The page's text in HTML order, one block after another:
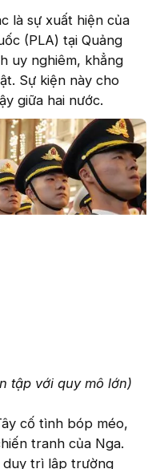
là sự xuất hiện của
(PLA) tại Quảng
uy nghiêm, khẳng
Sự kiện này cho
giữa hai nước.
tập với quy mô lớn)
cố tình bóp méo,
tranh của Nga.
duy trì lập trường